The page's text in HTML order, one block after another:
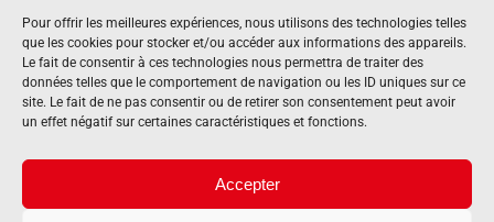
Pour offrir les meilleures expériences, nous utilisons des technologies telles
que les cookies pour stocker et/ou accéder aux informations des appareils.
Le fait de consentir à ces technologies nous permettra de traiter des
données telles que le comportement de navigation ou les ID uniques sur ce
site. Le fait de ne pas consentir ou de retirer son consentement peut avoir
un effet négatif sur certaines caractéristiques et fonctions.
Accepter
Équipements agricoles
Mentions légales
Politique de cookies (UE)